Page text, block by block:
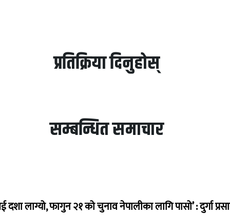
प्रतिक्रिया दिनुहोस्
सम्बन्धित समाचार
दशा लाग्यो, फागुन २१ को चुनाव नेपालीका लागि पासो’ : दुर्गा